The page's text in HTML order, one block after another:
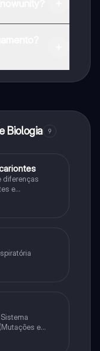
Biologia 9
diferenças
e
e